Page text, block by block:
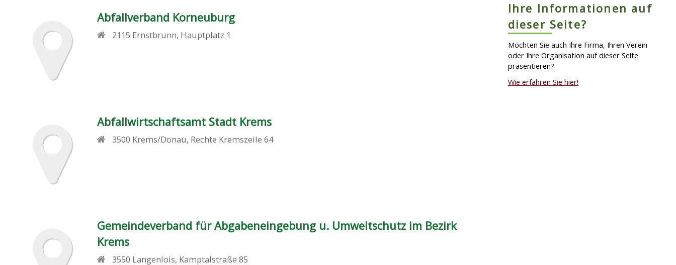
Abfallverband Korneuburg
2115 Ernstbrunn, Hauptplatz 1
Abfallwirtschaftsamt Stadt Krems
3500 Krems/Donau, Rechte Kremszeile 64
Gemeindeverband für Abgabeneingebung u. Umweltschutz im Bezirk
Krems
3550 Langenlois, Kamptalstraße 85
Ihre Informationen auf
dieser Seite?
Möchten Sie auch Ihre Firma, Ihren Verein
oder Ihre Organisation auf dieser Seite
präsentieren?
Wie erfahren Sie hier!